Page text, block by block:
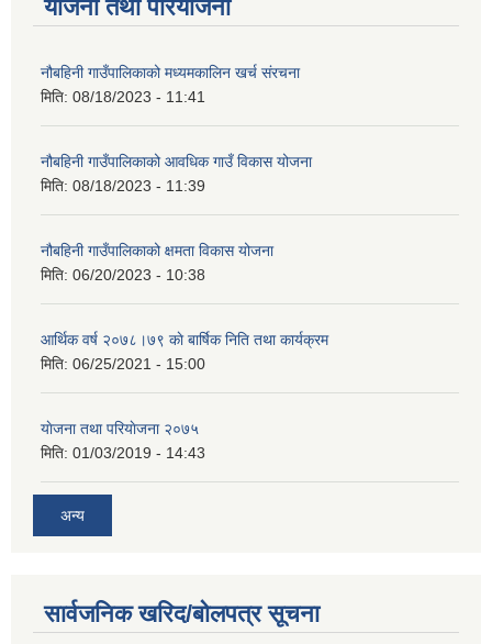
योजना तथा परियोजना
नौबहिनी गाउँपालिकाको मध्यमकालिन खर्च संरचना
मिति: 08/18/2023 - 11:41
नौबहिनी गाउँपालिकाको आवधिक गाउँ विकास योजना
मिति: 08/18/2023 - 11:39
नौबहिनी गाउँपालिकाको क्षमता विकास योजना
मिति: 06/20/2023 - 10:38
आर्थिक वर्ष २०७८।७९ काे बार्षिक निति तथा कार्यक्रम
मिति: 06/25/2021 - 15:00
याेजना तथा परियाेजना २०७५
मिति: 01/03/2019 - 14:43
अन्य
सार्वजनिक खरिद/बोलपत्र सूचना